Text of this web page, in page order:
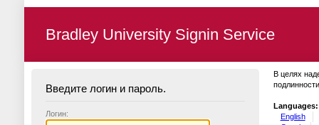
Bradley University Signin Service
Введите логин и пароль.
Логин:
В целях
Languages:
English